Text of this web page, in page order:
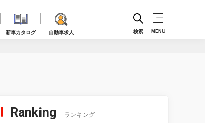
新車カタログ 自動車求人 検索 MENU
Ranking ランキング